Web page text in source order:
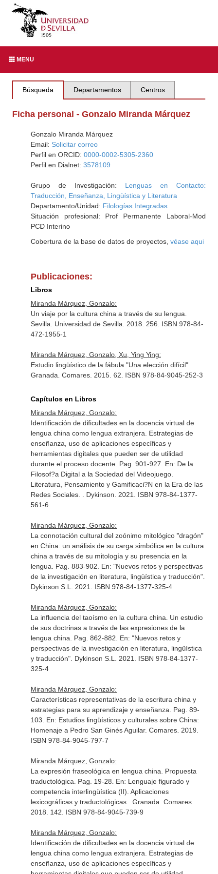
MENU
Búsqueda Departamentos Centros
Ficha personal - Gonzalo Miranda Márquez
Gonzalo Miranda Márquez
Email: Solicitar correo
Perfil en ORCID: 0000-0002-5305-2360
Perfil en Dialnet: 3578109
Grupo de Investigación: Lenguas en Contacto:
Traducción, Enseñanza, Lingüística y Literatura
Departamento/Unidad: Filologías Integradas
Situación profesional: Prof Permanente Laboral-Mod
PCD Interino
Cobertura de la base de datos de proyectos, véase aqui
Publicaciones:
Libros
Miranda Márquez, Gonzalo:
Un viaje por la cultura china a través de su lengua.
Sevilla. Universidad de Sevilla. 2018. 256. ISBN 978-84-
472-1955-1
Miranda Márquez, Gonzalo, Xu, Ying Ying:
Estudio lingüístico de la fábula "Una elección difícil".
Granada. Comares. 2015. 62. ISBN 978-84-9045-252-3
Capítulos en Libros
Miranda Márquez, Gonzalo:
Identificación de dificultades en la docencia virtual de
lengua china como lengua extranjera. Estrategias de
enseñanza, uso de aplicaciones específicas y
herramientas digitales que pueden ser de utilidad
durante el proceso docente. Pag. 901-927. En: De la
Filosof?a Digital a la Sociedad del Videojuego.
Literatura, Pensamiento y Gamificaci?N en la Era de las
Redes Sociales. . Dykinson. 2021. ISBN 978-84-1377-
561-6
Miranda Márquez, Gonzalo:
La connotación cultural del zoónimo mitológico "dragón"
en China: un análisis de su carga simbólica en la cultura
china a través de su mitología y su presencia en la
lengua. Pag. 883-902. En: "Nuevos retos y perspectivas
de la investigación en literatura, lingüística y traducción".
Dykinson S.L. 2021. ISBN 978-84-1377-325-4
Miranda Márquez, Gonzalo:
La influencia del taoísmo en la cultura china. Un estudio
de sus doctrinas a través de las expresiones de la
lengua china. Pag. 862-882. En: "Nuevos retos y
perspectivas de la investigación en literatura, lingüística
y traducción". Dykinson S.L. 2021. ISBN 978-84-1377-
325-4
Miranda Márquez, Gonzalo:
Características representativas de la escritura china y
estrategias para su aprendizaje y enseñanza. Pag. 89-
103. En: Estudios lingüísticos y culturales sobre China:
Homenaje a Pedro San Ginés Aguilar. Comares. 2019.
ISBN 978-84-9045-797-7
Miranda Márquez, Gonzalo:
La expresión fraseológica en lengua china. Propuesta
traductológica. Pag. 19-28. En: Lenguaje figurado y
competencia interlingüística (II). Aplicaciones
lexicográficas y traductológicas.
. Granada. Comares.
2018. 142. ISBN 978-84-9045-739-9
Miranda Márquez, Gonzalo:
Identificación de dificultades en la docencia virtual de
lengua china como lengua extranjera. Estrategias de
enseñanza, uso de aplicaciones específicas y